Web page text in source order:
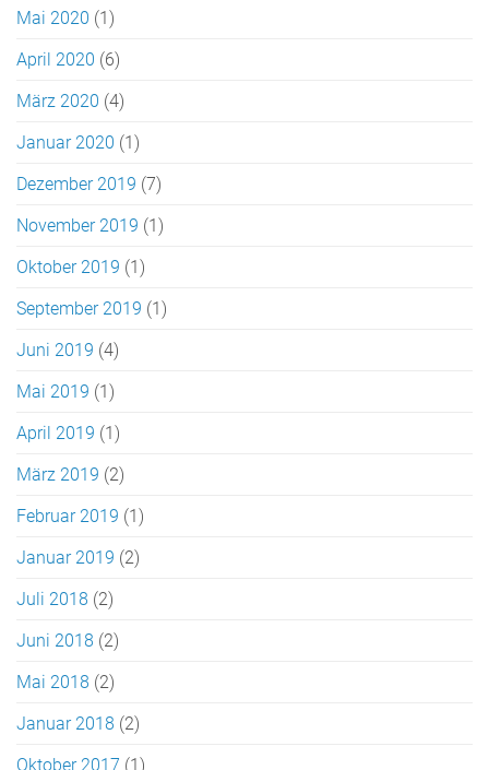
Mai 2020 (1)
April 2020 (6)
März 2020 (4)
Januar 2020 (1)
Dezember 2019 (7)
November 2019 (1)
Oktober 2019 (1)
September 2019 (1)
Juni 2019 (4)
Mai 2019 (1)
April 2019 (1)
März 2019 (2)
Februar 2019 (1)
Januar 2019 (2)
Juli 2018 (2)
Juni 2018 (2)
Mai 2018 (2)
Januar 2018 (2)
Oktober 2017 (1)